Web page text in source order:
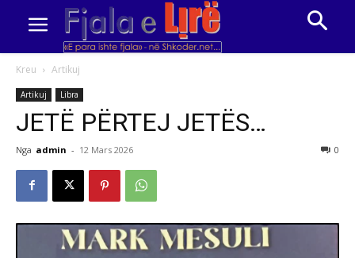
Kreu Artikuj
Artikuj Libra
JETË PËRTEJ JETËS…
Nga admin - 12 Mars 2026 0